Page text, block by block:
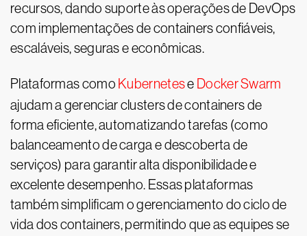
recursos, dando suporte às operações de DevOps
com implementações de containers confiáveis,
escaláveis, seguras e econômicas.
Plataformas como Kubernetese Docker Swarm
ajudam a gerenciar clusters de containers de
forma eficiente, automatizando tarefas (como
balanceamento de carga e descoberta de
serviços) para garantir alta disponibilidade e
excelente desempenho. Essas plataformas
também simplificam o gerenciamento do ciclo de
vida dos containers, permitindo que as equipes se